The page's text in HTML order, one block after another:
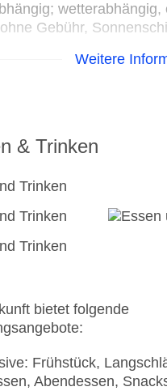
wetterabhängig,
Gebühr,
pool“: April -
integrierter Kinder/
pool“: ohne Gebühr,
Liegen: ohne Gebühr,
ohne Gebühr
ohne Gebühr, Indoor,
gegen Kaution
englisch
ohne Gebühr
gegen Gebühr
Weitere
& Trinken
bietet folgende
Frühstück,
Abendessen,